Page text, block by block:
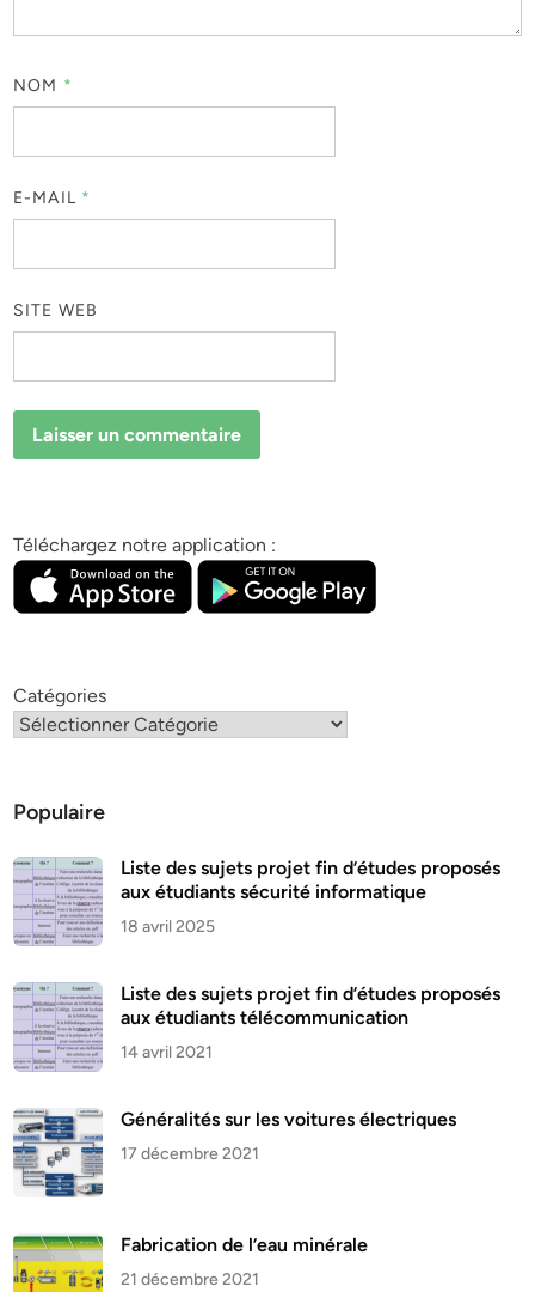
NOM *
E-MAIL *
SITE WEB
Téléchargez notre application :
Catégories
Populaire
Liste des sujets projet fin d’études proposés
aux étudiants sécurité informatique
18 avril 2025
Liste des sujets projet fin d’études proposés
aux étudiants télécommunication
14 avril 2021
Généralités sur les voitures électriques
17 décembre 2021
Fabrication de l’eau minérale
21 décembre 2021